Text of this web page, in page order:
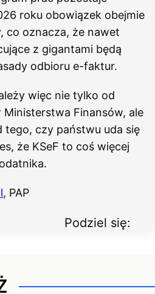
roku obowiązek obejmie
co oznacza, że nawet
z gigantami będą
odbioru e-faktur.
więc nie tylko od
Finansów, ale
tego, czy państwu uda się
że KSeF to coś więcej
, PAP
Podziel się: